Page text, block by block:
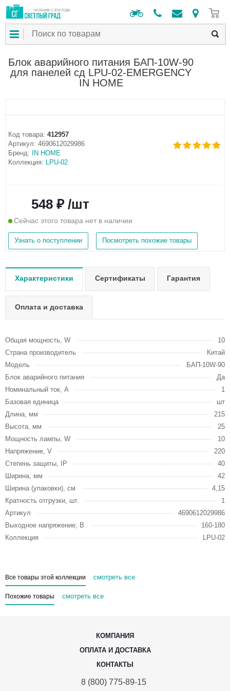
НА РЫНКЕ С 2012 ГОДА
Блок аварийного питания БАП-10W-90
для панелей сд LPU-02-EMERGENCY
IN HOME
Код товара: 412957
Артикул: 4690612029986
Бренд:
IN HOME
Коллекция: LPU-02
548 ₽ /шт
Сейчас этого товара нет в наличии
Узнать о поступлении Посмотреть похожие товары
Характеристики Сертификаты Гарантия
Оплата и доставка
Общая мощность, W
10
Страна производитель
Китай
Модель
БАП-10W-90
Блок аварийного питания
Да
Номинальный ток, А
1
Базовая единица
шт
Длина, мм
215
Высота, мм
25
Мощность лампы, W
10
Напряжение, V
220
Степень защиты, IP
40
Ширина, мм
42
Ширина (упаковки), см
4,15
Кратность отгрузки, шт.
1
Артикул
4690612029986
Выходное напряжение, В
160-180
Коллекция
LPU-02
Все товары этой коллекции смотреть все
Похожие товары смотреть все
КОМПАНИЯ
ОПЛАТА И ДОСТАВКА
КОНТАКТЫ
8 (800) 775-89-15